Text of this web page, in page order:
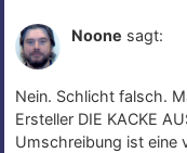
Noone sagt:
Nein. Schlicht falsch.
Ersteller DIE KACKE
Umschreibung ist eine